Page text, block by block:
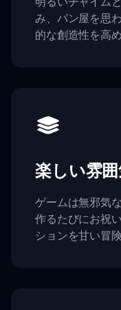
み、パン屋を思
的な創造性を高め
楽しい雰
ゲームは無邪気
作るたびにお祝
ションを甘い冒